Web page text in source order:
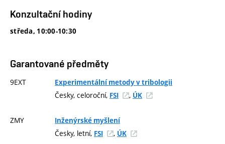
Konzultační hodiny
středa, 10:00-10:30
Garantované předměty
9EXT Experimentální metody v tribologii
Česky, celoroční, FSI , ÚK
ZMY Inženýrské myšlení
Česky, letní, FSI , ÚK